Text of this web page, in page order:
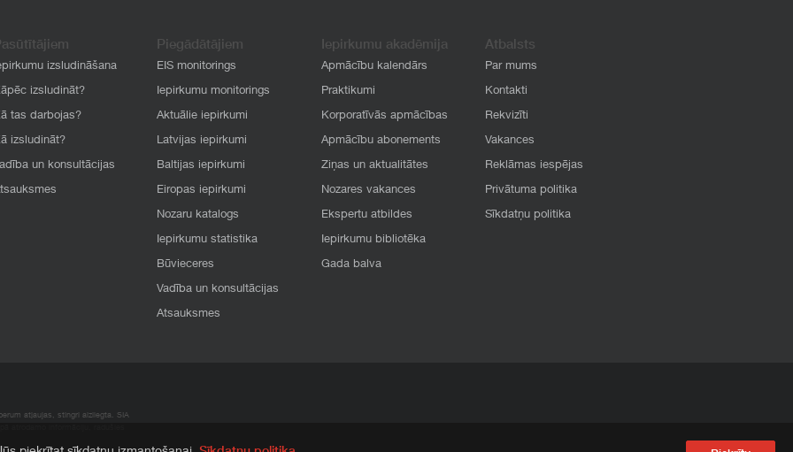
izsludināšana
izsludināt?
tas darbojas?
izsludināt?
un konsultācijas
Piegādātājiem
EIS monitorings
Iepirkumu monitorings
Aktuālie iepirkumi
Latvijas iepirkumi
Baltijas iepirkumi
Eiropas iepirkumi
Nozaru katalogs
Iepirkumu statistika
Būvieceres
Vadība un konsultācijas
Atsauksmes
Iepirkumu akadēmija
Apmācību kalendārs
Praktikumi
Korporatīvās apmācības
Apmācību abonements
Ziņas un aktualitātes
Nozares vakances
Ekspertu atbildes
Iepirkumu bibliotēka
Gada balva
Atbalsts
Par mums
Kontakti
Rekvizīti
Vakances
Reklāmas iespējas
Privātuma politika
Sīkdatņu politika
atļaujas, stingri aizliegta. SIA